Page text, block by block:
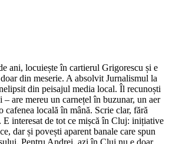
ani, locuiește în cartierul Grigorescu și e
din meserie. A absolvit Jurnalismul la
din peisajul media local. Îl recunoști
are mereu un carnețel în buzunar, un aer
cafenea locală în mână. Scrie clar, fără
E interesat de tot ce mișcă în Cluj: inițiative
dar și povești aparent banale care spun
Pentru Andrei, azi în Cluj nu e doar